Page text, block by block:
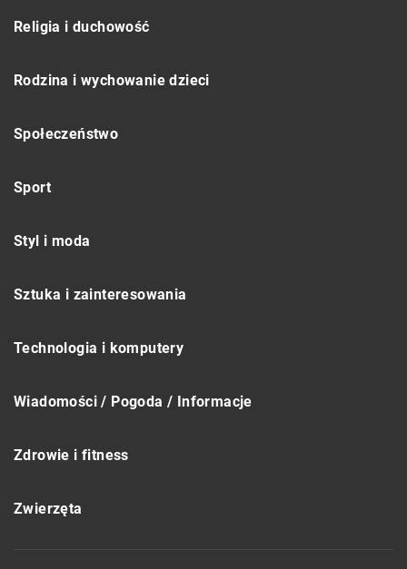
Religia i duchowość
Rodzina i wychowanie dzieci
Społeczeństwo
Sport
Styl i moda
Sztuka i zainteresowania
Technologia i komputery
Wiadomości / Pogoda / Informacje
Zdrowie i fitness
Zwierzęta